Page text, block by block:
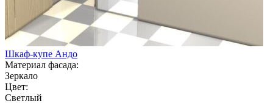
Шкаф-купе Андо
Материал фасада:
Зеркало
Цвет:
Светлый